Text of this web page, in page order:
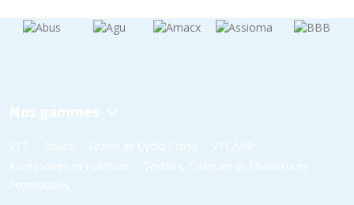
Nos gammes
VTT Route Gravel et Cyclo Cross
VTC/Ville
Accessoires et nutrition
Textiles, Casques et Chaussures
Promotions